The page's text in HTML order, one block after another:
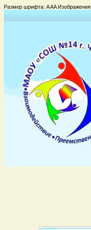
Размер шрифта: AAAИзображения